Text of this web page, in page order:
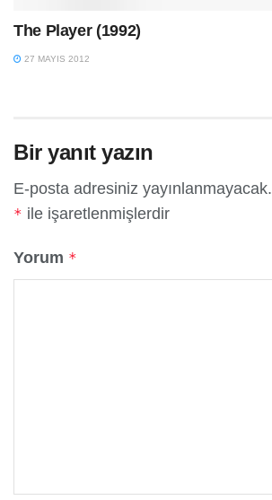
The Player (1992)
27 MAYIS 2012
Bir yanıt yazın
E-posta adresiniz yayınlanmayacak.
* ile işaretlenmişlerdir
Yorum *